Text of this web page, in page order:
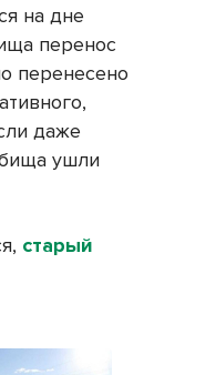
на дне
перенос
перенесено
даже
ушли
старый